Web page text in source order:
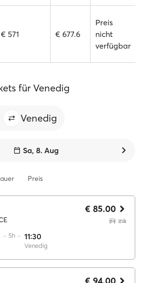
€ 571 € 677.6
Preis
nicht
verfügbar
für Venedig
Venedig
Sa, 8. Aug
Preis
·· 5h ·· 11:30
Venedig
€ 85.00